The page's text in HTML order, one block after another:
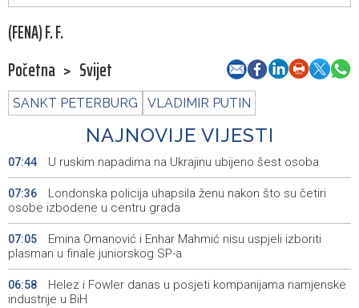
(FENA) F. F.
Početna > Svijet
SANKT PETERBURG VLADIMIR PUTIN
NAJNOVIJE VIJESTI
07:44 U ruskim napadima na Ukrajinu ubijeno šest osoba
07:36
Londonska policija uhapsila ženu nakon što su četiri
osobe izbodene u centru grada
07:05
Emina Omanović i Enhar Mahmić nisu uspjeli izboriti
plasman u finale juniorskog SP-a
06:58
Helez i Fowler danas u posjeti kompanijama namjenske
industrije u BiH